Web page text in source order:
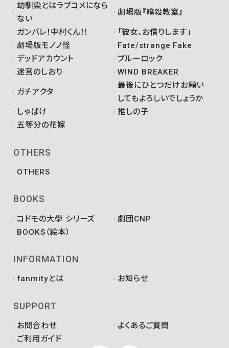
幼馴染とはラブコメになら
ない
劇場版『暗殺教室』
ガンバレ！中村くん！！
「彼女、お借りします」
劇場版モノノ怪
Fate/strange Fake
デッドアカウント
ブルーロック
迷宮のしおり
WIND BREAKER
ガチアクタ
最後にひとつだけお願い
してもよろしいでしょうか
しゃばけ
推しの子
五等分の花嫁
OTHERS
OTHERS
BOOKS
コドモの大學 シリーズ
劇団CNP
BOOKS（絵本）
INFORMATION
fanmityとは お知らせ
SUPPORT
お問合わせ
よくあるご質問
ご利用ガイド